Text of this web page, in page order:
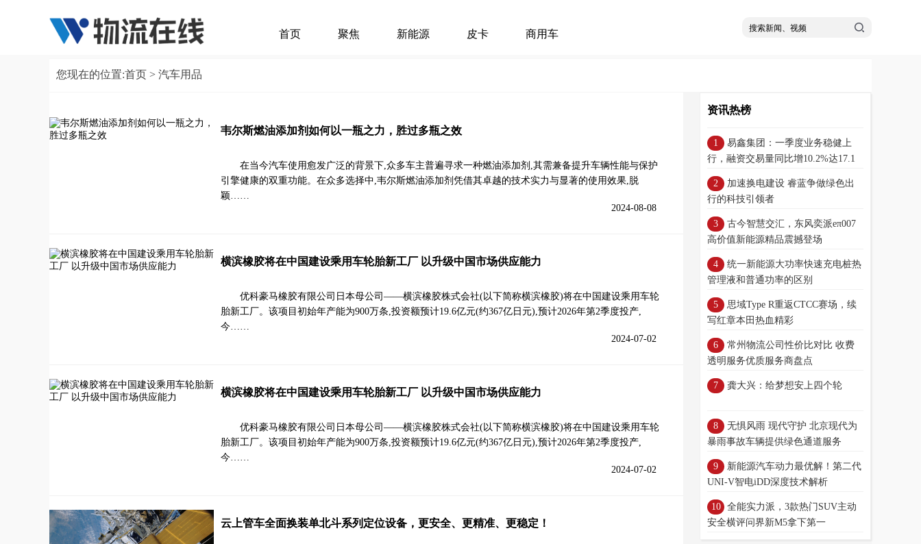
首页 聚焦 新能源 皮卡 商用车
您现在的位置:首页 > 汽车用品
韦尔斯燃油添加剂如何以一瓶之力，胜过多瓶之效
在当今汽车使用愈发广泛的背景下,众多车主普遍寻求一种燃油添加剂,其需兼备提升车辆性能与保护
引擎健康的双重功能。在众多选择中,韦尔斯燃油添加剂凭借其卓越的技术实力与显著的使用效果,脱
颖……
2024-08-08
横滨橡胶将在中国建设乘用车轮胎新工厂 以升级中国市场供应能力
优科豪马橡胶有限公司日本母公司——横滨橡胶株式会社(以下简称横滨橡胶)将在中国建设乘用车轮
胎新工厂。该项目初始年产能为900万条,投资额预计19.6亿元(约367亿日元),预计2026年第2季度投产,
今……
2024-07-02
横滨橡胶将在中国建设乘用车轮胎新工厂 以升级中国市场供应能力
优科豪马橡胶有限公司日本母公司——横滨橡胶株式会社(以下简称横滨橡胶)将在中国建设乘用车轮
胎新工厂。该项目初始年产能为900万条,投资额预计19.6亿元(约367亿日元),预计2026年第2季度投产,
今……
2024-07-02
云上管车全面换装单北斗系列定位设备，更安全、更精准、更稳定！
资讯热榜
易鑫集团：一季度业务稳健上
行，融资交易量同比增10.2%达17.1
万笔
加速换电建设 睿蓝争做绿色出
行的科技引领者
古今智慧交汇，东风奕派eπ007
高价值新能源精品震撼登场
统一新能源大功率快速充电桩热
管理液和普通功率的区别
思域Type R重返CTCC赛场，续
写红章本田热血精彩
常州物流公司性价比对比 收费
透明服务优质服务商盘点
龚大兴：给梦想安上四个轮
无惧风雨 现代守护 北京现代为
暴雨事故车辆提供绿色通道服务
新能源汽车动力最优解！第二代
UNI-V智电iDD深度技术解析
全能实力派，3款热门SUV主动
安全横评问界新M5拿下第一